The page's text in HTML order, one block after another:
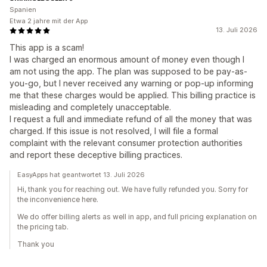
Einholung von Einwilligungen
SMS-Erfassungsliste
Segmentierung Tagging
Einblicke und Tipps
Analysen
A/B-Tests
APIs und Webhooks
13. Juli 2026
This app is a scam!
I was charged an enormous amount of money even though I
am not using the app. The plan was supposed to be pay-as-
you-go, but I never received any warning or pop-up informing
me that these charges would be applied. This billing practice is
misleading and completely unacceptable.
I request a full and immediate refund of all the money that was
charged. If this issue is not resolved, I will file a formal
complaint with the relevant consumer protection authorities
and report these deceptive billing practices.
Spanien
Etwa 2 jahre mit der App
EasyApps hat geantwortet 13. Juli 2026
Hi, thank you for reaching out. We have fully refunded you. Sorry for
the inconvenience here.
We do offer billing alerts as well in app, and full pricing explanation on
the pricing tab.
Thank you